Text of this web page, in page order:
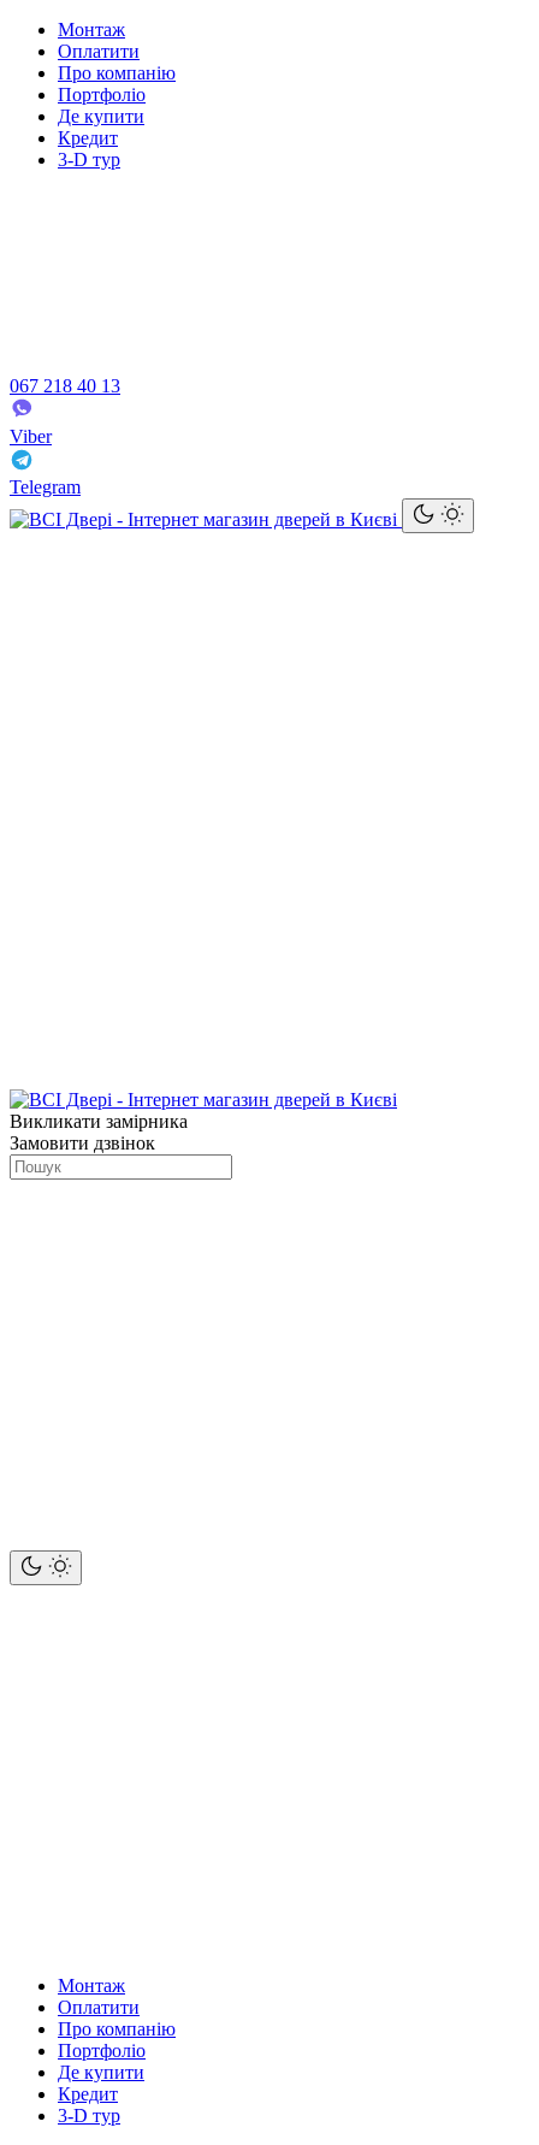
Монтаж
Оплатити
Про компанію
Портфоліо
Де купити
Кредит
3-D тур
067 218 40 13
Viber
Telegram
Викликати замірника
Замовити дзвінок
Монтаж
Оплатити
Про компанію
Портфоліо
Де купити
Кредит
3-D тур